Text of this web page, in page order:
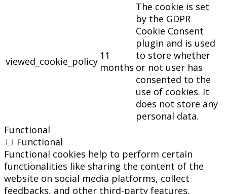
viewed_cookie_policy 11
months
The cookie is set
by the GDPR
Cookie Consent
plugin and is used
to store whether
or not user has
consented to the
use of cookies. It
does not store any
personal data.
Functional
Functional
Functional cookies help to perform certain
functionalities like sharing the content of the
website on social media platforms, collect
feedbacks, and other third-party features.